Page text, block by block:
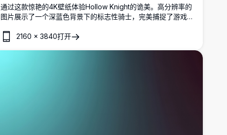
通过这款惊艳的4K壁纸体验Hollow Knight的诡美。高分辨率的
图片展示了一个深蓝色背景下的标志性骑士，完美捕捉了游戏气
2160 × 3840打开